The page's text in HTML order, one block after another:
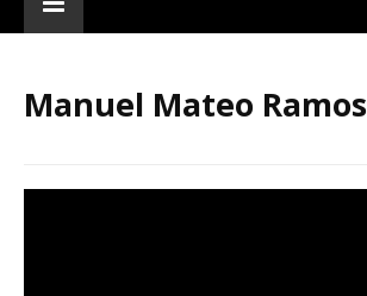
Manuel Mateo Ramos